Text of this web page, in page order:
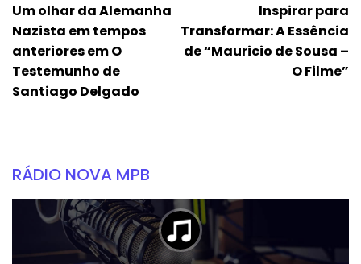
Um olhar da Alemanha
Nazista em tempos
anteriores em O
Testemunho de
Santiago Delgado
Inspirar para
Transformar: A Essência
de “Mauricio de Sousa –
O Filme”
RÁDIO NOVA MPB